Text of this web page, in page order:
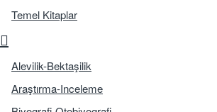
Temel Kitaplar
Alevilik-Bektaşilik
Araştırma-Inceleme